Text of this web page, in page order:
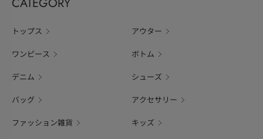
トップス アウター
ワンピース ボトム
デニム シューズ
バッグ アクセサリー
ファッション雑貨 キッズ